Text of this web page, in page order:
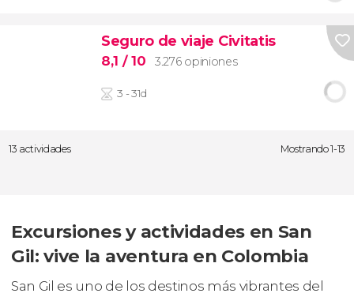
Seguro de viaje Civitatis
8,1 / 10 3.276 opiniones
3 - 31d
13 actividades Mostrando 1-13
Excursiones y actividades en San
Gil: vive la aventura en Colombia
San Gil es uno de los destinos más vibrantes del